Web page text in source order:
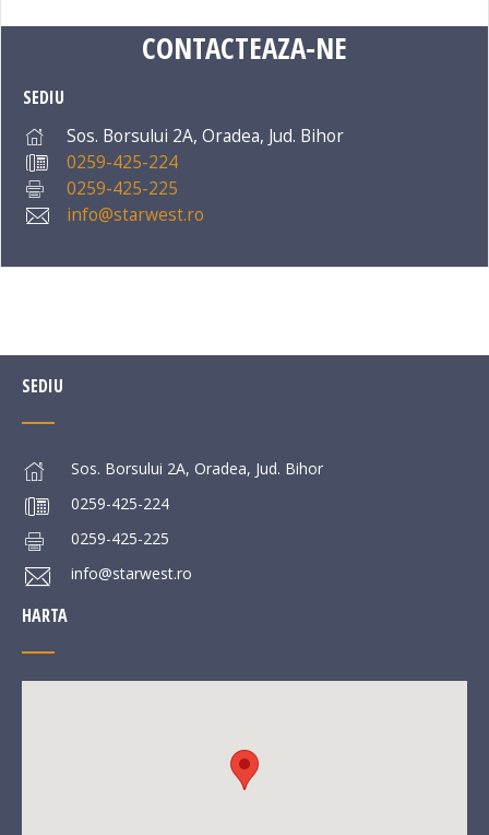
CONTACTEAZA-NE
SEDIU
Sos. Borsului 2A, Oradea, Jud. Bihor
0259-425-224
0259-425-225
info@starwest.ro
SEDIU
Sos. Borsului 2A, Oradea, Jud. Bihor
0259-425-224
0259-425-225
info@starwest.ro
HARTA